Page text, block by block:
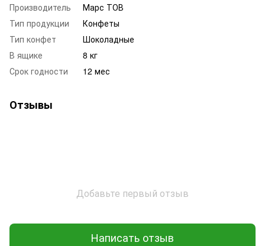
Производитель
Марс ТОВ
Тип продукции
Конфеты
Тип конфет
Шоколадные
В ящике
8 кг
Срок годности
12 мес
Отзывы
Добавьте первый отзыв
Написать отзыв